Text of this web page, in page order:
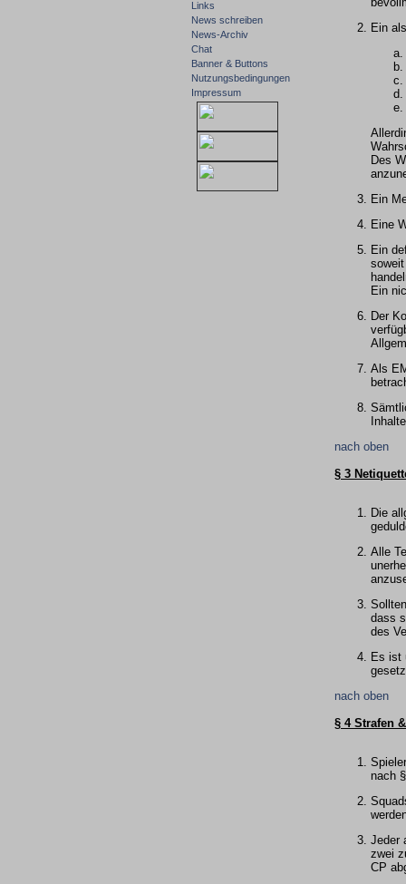
Links
News schreiben
News-Archiv
Chat
Banner & Buttons
Nutzungsbedingungen
Impressum
Ein
Des
Ein
Eine
Ein
Ein
Der
Als
nach oben
§ 3
Die
Alle
dass
des
Es ist
nach oben
§ 4 Strafen
nach
Jeder
zwei
CP